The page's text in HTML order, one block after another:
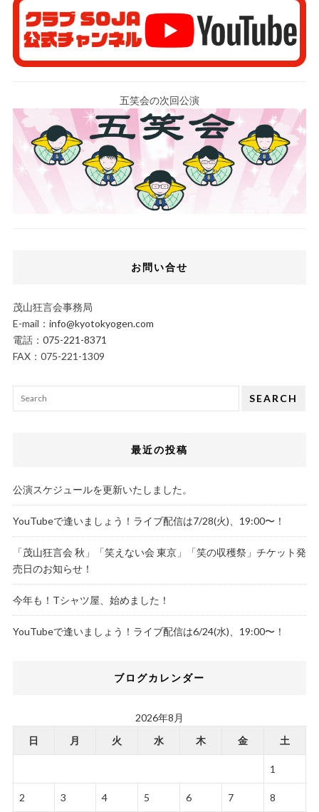
五笑会の次回公演
お問い合せ
茂山狂言会事務局
E-mail： info@kyotokyogen.com
電話： 075-221-8371
FAX：075-221-1309
SEARCH
最近の投稿
公演スケジュールを更新いたしました。
YouTubeで逢いましょう！ライブ配信は7/28(火)、19:00〜！
「茂山狂言会 秋」「笑えない会 東京」「笑の収穫祭」チケット発
売日のお知らせ！
今年も！Tシャツ屋、始めました！
YouTubeで逢いましょう！ライブ配信は6/24(水)、19:00〜！
ブログカレンダー
2026年8月
日
月 火 水 木 金 土
1
2 3 4 5 6 7 8